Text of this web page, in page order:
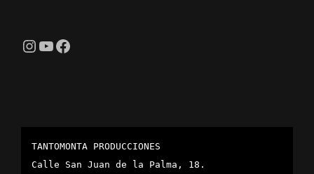
Instagram
YouTube
Facebook
TANTOMONTA PRODUCCIONES
Calle San Juan de la Palma, 18.